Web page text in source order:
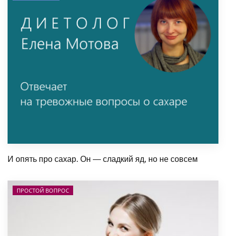
И опять про сахар. Он — сладкий яд, но не совсем
ПРОСТОЙ ВОПРОС